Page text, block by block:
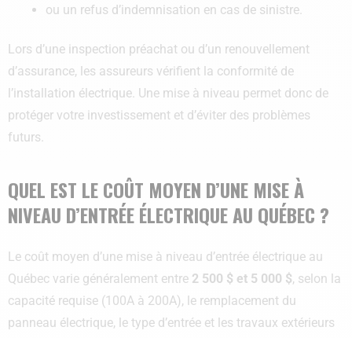
ou un refus d’indemnisation en cas de sinistre.
Lors d’une inspection préachat ou d’un renouvellement
d’assurance, les assureurs vérifient la conformité de
l’installation électrique. Une mise à niveau permet donc de
protéger votre investissement et d’éviter des problèmes
futurs.
QUEL EST LE COÛT MOYEN D’UNE MISE À
NIVEAU D’ENTRÉE ÉLECTRIQUE AU QUÉBEC ?
Le coût moyen d’une mise à niveau d’entrée électrique au
Québec varie généralement entre 2 500 $ et 5 000 $, selon la
capacité requise (100A à 200A), le remplacement du
panneau électrique, le type d’entrée et les travaux extérieurs